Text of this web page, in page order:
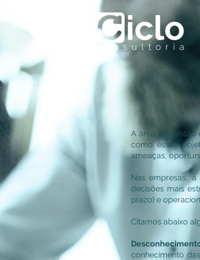
A área de gestão
como esses
ameaças,
Nas empresas,
decisões mais
prazo) e
Citamos abaixo
conhecimento